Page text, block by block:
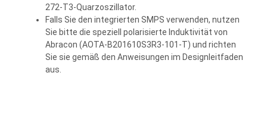
272-T3-Quarzoszillator.
Falls Sie den integrierten SMPS verwenden, nutzen
Sie bitte die speziell polarisierte Induktivität von
Abracon (AOTA-B201610S3R3-101-T) und richten
Sie sie gemäß den Anweisungen im Designleitfaden
aus.